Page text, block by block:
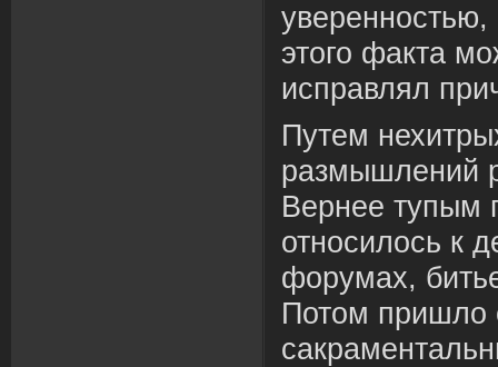
уверенностью,
этого факта
исправлял
Путем
размышлений
Вернее тупым
относилось к
форумах,
Потом пришло